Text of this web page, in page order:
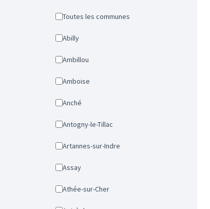
Toutes les communes
Abilly
Ambillou
Amboise
Anché
Antogny-le-Tillac
Artannes-sur-Indre
Assay
Athée-sur-Cher